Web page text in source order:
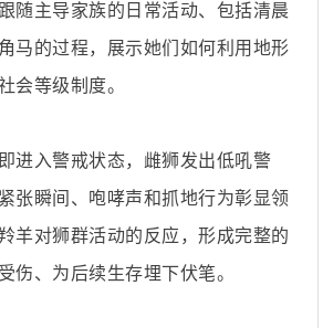
随主导家族的日常活动、包括清晨
马的过程，展示她们如何利用地形
会等级制度。
进入警戒状态，雌狮发出低吼警
张瞬间、咆哮声和抓地行为彰显领
羊对狮群活动的反应，形成完整的
伤、为后续生存埋下伏笔。